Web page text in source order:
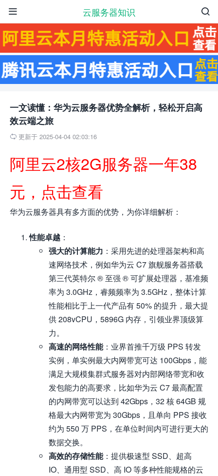
云服务器知识 

一文读懂：华为云服务器优势全解析，轻松开启高
效云端之旅
 更新于 2025-04-04 02:03:16
阿里云2核2G服务器一年38
元，点击查看
华为云服务器具有多方面的优势，为你详细解析：
性能卓越 ：
强大的计算能力 ：采用先进的处理器架构和高
速网络技术，例如华为云 C7 旗舰服务器搭载
第三代英特尔 ® 至强 ® 可扩展处理器，基准频
率为 3.0GHz，睿频频率为 3.5GHz，整体计算
性能相比于上一代产品有 50% 的提升，最大提
供 208vCPU，5896G 内存，引领业界顶级算
力。
高速的网络性能：业界首推千万级 PPS 转发
实例，单实例最大内网带宽可达 100Gbps，能
满足大规模集群式服务器对内部网络带宽和收
发包能力的高要求，比如华为云 C7 最高配置
的内网带宽可以达到 42Gbps，32 核 64GB 规
格最大内网带宽为 30Gbps，且单向 PPS 接收
约为 550 万 PPS，在单位时间内可进行更大的
数据交换。
高效的存储性能：提供极速型 SSD、超高
IO、通用型 SSD、高 IO 等多种性能规格的云